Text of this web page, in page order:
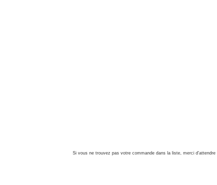
Si vous ne trouvez pas votre commande dans la liste, merci